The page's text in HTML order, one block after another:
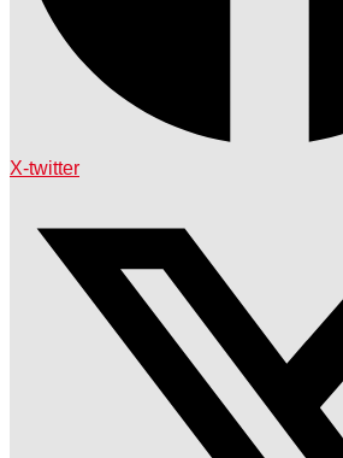
X-twitter